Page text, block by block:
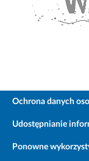
Ochrona danych
Udostępnianie
Ponowne